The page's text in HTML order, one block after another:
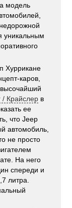
модель
уникальным
Хуррикане
каров,
/ Крайслер в
ее
что Jeep
автомобиль,
не просто
На него
спереди и
литра.